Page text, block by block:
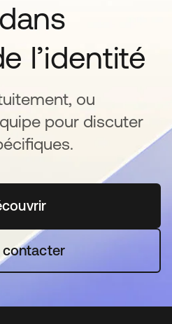
l’identité
ou
pour discuter
s’ouvre dans un nouvel
contacter